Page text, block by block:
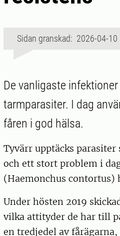
Sidan granskad: 2026-04-10
De vanligaste
tarmparasiter. I dag
fåren i god hälsa.
Tyvärr upptäcks
och ett stort problem i
(Haemonchus
Under hösten 2019
vilka attityder de har till
en tredjedel av fårägarna,